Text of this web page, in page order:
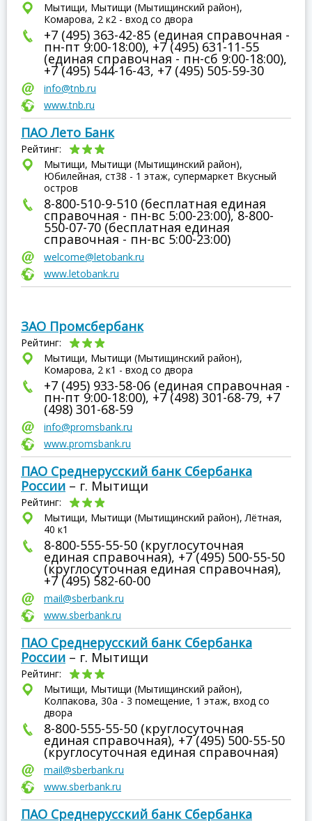
Мытищи, Мытищи (Мытищинский район),
Комарова, 2 к2 - вход со двора
+7 (495) 363-42-85 (единая справочная -
пн-пт 9:00-18:00), +7 (495) 631-11-55
(единая справочная - пн-сб 9:00-18:00),
+7 (495) 544-16-43, +7 (495) 505-59-30
info@tnb.ru
www.tnb.ru
ПАО Лето Банк
Рейтинг:
Мытищи, Мытищи (Мытищинский район),
Юбилейная, ст38 - 1 этаж, супермаркет Вкусный
остров
8-800-510-9-510 (бесплатная единая
справочная - пн-вс 5:00-23:00), 8-800-
550-07-70 (бесплатная единая
справочная - пн-вс 5:00-23:00)
welcome@letobank.ru
www.letobank.ru
ЗАО Промсбербанк
Рейтинг:
Мытищи, Мытищи (Мытищинский район),
Комарова, 2 к1 - вход со двора
+7 (495) 933-58-06 (единая справочная -
пн-пт 9:00-18:00), +7 (498) 301-68-79, +7
(498) 301-68-59
info@promsbank.ru
www.promsbank.ru
ПАО Среднерусский банк Сбербанка
России – г. Мытищи
Рейтинг:
Мытищи, Мытищи (Мытищинский район), Лётная,
40 к1
8-800-555-55-50 (круглосуточная
единая справочная), +7 (495) 500-55-50
(круглосуточная единая справочная),
+7 (495) 582-60-00
mail@sberbank.ru
www.sberbank.ru
ПАО Среднерусский банк Сбербанка
России – г. Мытищи
Рейтинг:
Мытищи, Мытищи (Мытищинский район),
Колпакова, 30а - 3 помещение, 1 этаж, вход со
двора
8-800-555-55-50 (круглосуточная
единая справочная), +7 (495) 500-55-50
(круглосуточная единая справочная)
mail@sberbank.ru
www.sberbank.ru
ПАО Среднерусский банк Сбербанка